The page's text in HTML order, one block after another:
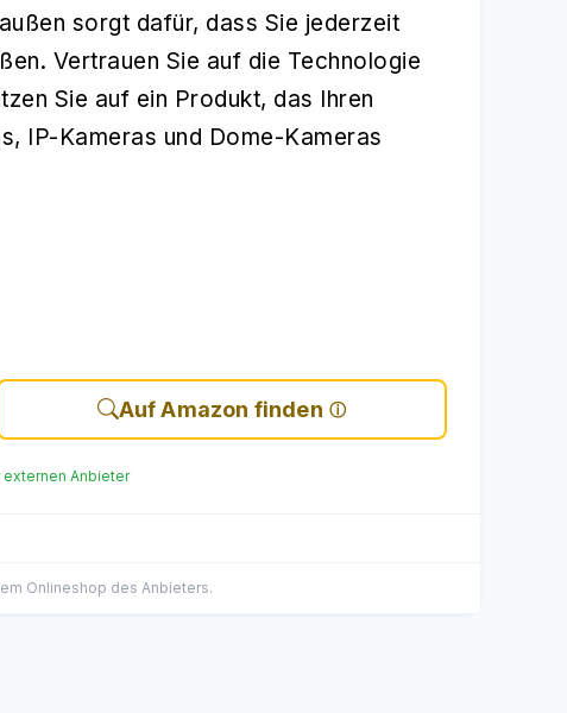
sorgt dafür, dass Sie jederzeit
Vertrauen Sie auf die Technologie
Sie auf ein Produkt, das Ihren
IP-Kameras und Dome-Kameras
Auf Amazon finden
externen Anbieter
Onlineshop des Anbieters.